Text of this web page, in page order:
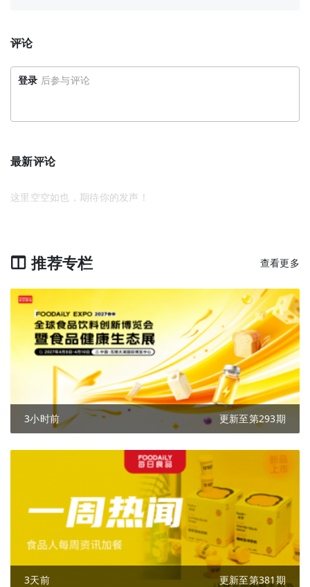
评论
登录 后参与评论
最新评论
这里空空如也，期待你的发声！
推荐专栏 查看更多
3小时前 更新至第293期
3天前 更新至第381期